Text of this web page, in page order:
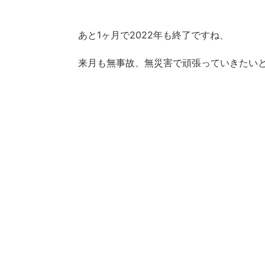
あと1ヶ月で2022年も終了ですね、
来月も無事故、無災害で頑張っていきたい